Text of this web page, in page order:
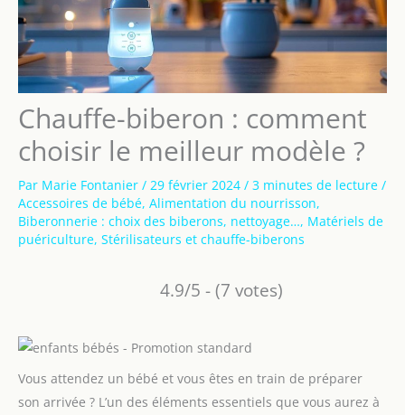
Chauffe-biberon : comment
choisir le meilleur modèle ?
Par Marie Fontanier / 29 février 2024 / 3 minutes de lecture /
Accessoires de bébé, Alimentation du nourrisson,
Biberonnerie : choix des biberons, nettoyage…, Matériels de
puériculture, Stérilisateurs et chauffe-biberons
4.9/5 - (7 votes)
Vous attendez un bébé et vous êtes en train de préparer
son arrivée ? L’un des éléments essentiels que vous aurez à